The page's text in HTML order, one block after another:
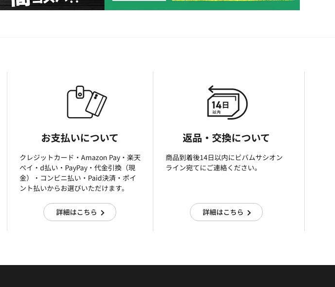
お支払いについて
クレジットカード・Amazon Pay・楽天
ぺイ・d払い・PayPay・代金引換（現
金）・コンビニ払い・Paid決済・ポイ
ント払いからお選びいただけます。
詳細はこちら
返品・交換について
商品到着後14日以内にビバムサシオン
ライン宛てにご連絡ください。
詳細はこちら